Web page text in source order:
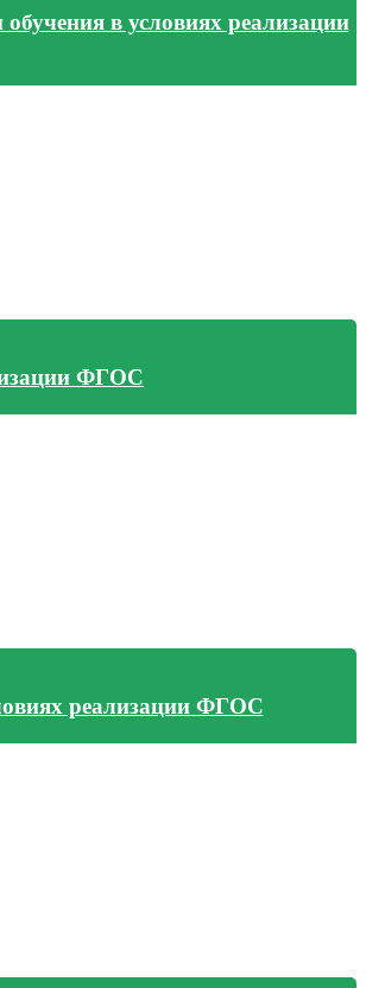
в условиях реализации
ФГОС
реализации ФГОС